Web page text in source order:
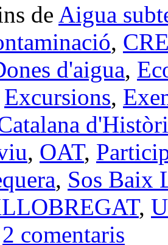
de Aigua
,
d'aigua,
Excursions,
, OAT,
, Sos Baix
,
2 comentaris